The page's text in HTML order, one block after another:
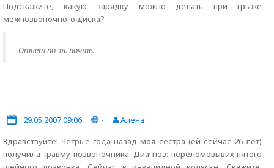
Подскажите, какую зарядку можно делать при грыже
межпозвоночного диска?
Ответ по эл. почте.
29.05.2007 09:06 -
Алена
Здравствуйте! Четрые года назад моя сестра (ей сейчас 26 лет)
получила травму позвоночника. Диагноз: переломовывих пятого